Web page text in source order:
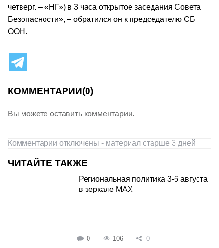
четверг. – «НГ») в 3 часа открытое заседания Совета
Безопасности», – обратился он к председателю СБ
ООН.
КОММЕНТАРИИ(0)
Вы можете оставить комментарии.
Комментарии отключены - материал старше 3 дней
ЧИТАЙТЕ ТАКЖЕ
Региональная политика 3-6 августа
в зеркале MAX
0 106 0